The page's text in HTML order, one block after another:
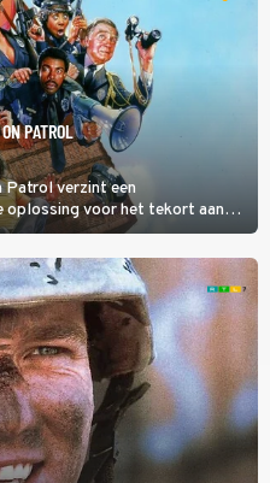
PATROL
Patrol verzint een
oplossing voor het tekort aan